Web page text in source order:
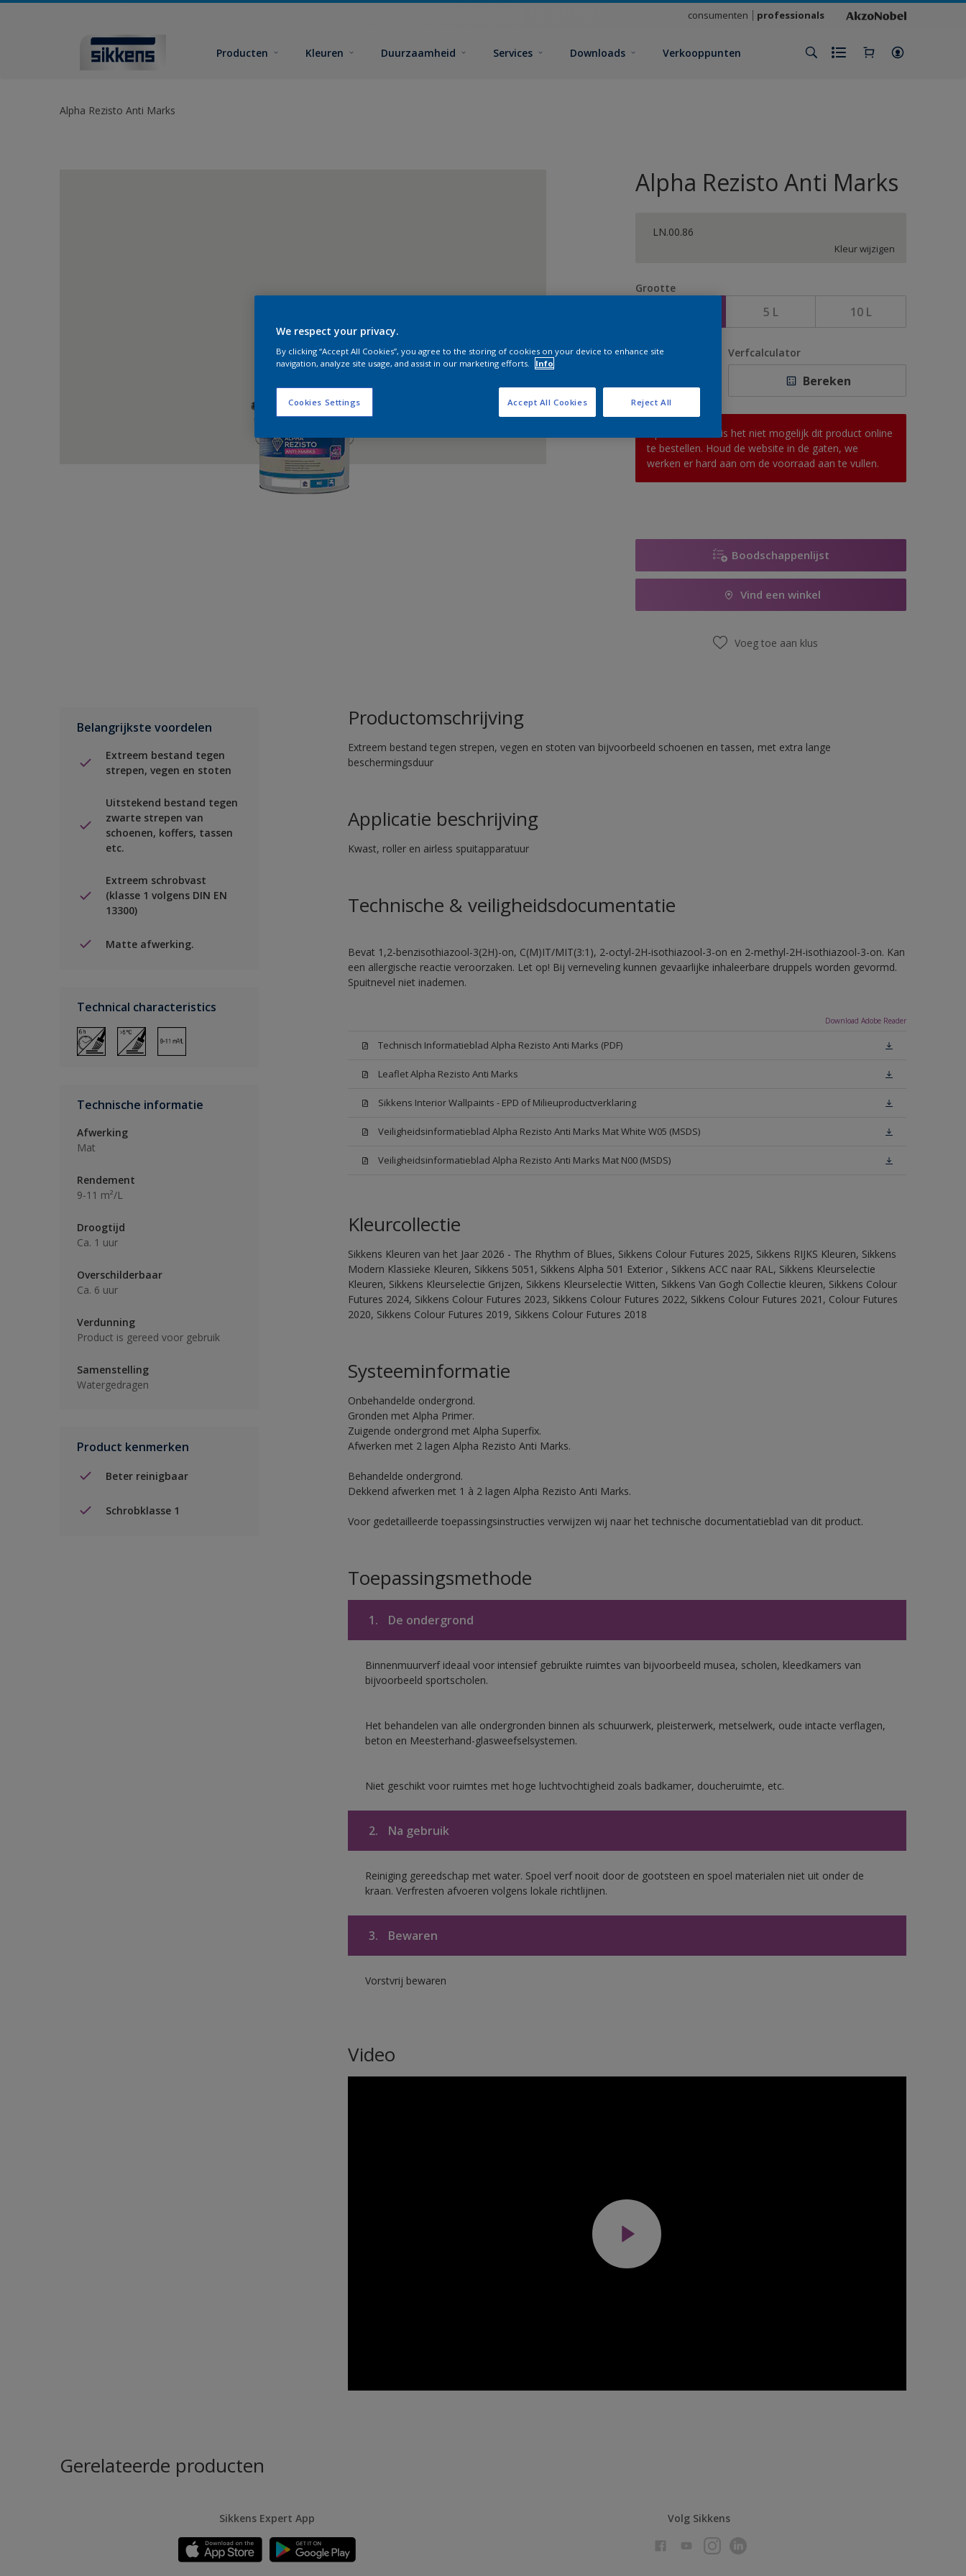
consumenten professionals
Producten Kleuren Duurzaamheid Services Downloads Verkooppunten
Alpha Rezisto Anti Marks
Alpha Rezisto Anti Marks
LN.00.86
Kleur wijzigen
Grootte
5 L 10 L
Aantal Verfcalculator
Bereken
Op dit moment is het niet mogelijk dit product online
te bestellen. Houd de website in de gaten, we
werken er hard aan om de voorraad aan te vullen.
Boodschappenlijst
Vind een winkel
Voeg toe aan klus
Belangrijkste voordelen
Extreem bestand tegen
strepen, vegen en stoten
Uitstekend bestand tegen
zwarte strepen van
schoenen, koffers, tassen
etc.
Extreem schrobvast
(klasse 1 volgens DIN EN
13300)
Matte afwerking.
Technical characteristics
Technische informatie
Afwerking
Mat
Rendement
9-11 m²/L
Droogtijd
Ca. 1 uur
Overschilderbaar
Ca. 6 uur
Verdunning
Product is gereed voor gebruik
Samenstelling
Watergedragen
Product kenmerken
Beter reinigbaar
Schrobklasse 1
Productomschrijving
Extreem bestand tegen strepen, vegen en stoten van bijvoorbeeld schoenen en tassen, met extra lange
beschermingsduur
Applicatie beschrijving
Kwast, roller en airless spuitapparatuur
Technische & veiligheidsdocumentatie
Bevat 1,2-benzisothiazool-3(2H)-on, C(M)IT/MIT(3:1), 2-octyl-2H-isothiazool-3-on en 2-methyl-2H-isothiazool-3-on. Kan
een allergische reactie veroorzaken. Let op! Bij verneveling kunnen gevaarlijke inhaleerbare druppels worden gevormd.
Spuitnevel niet inademen.
Download Adobe Reader
Technisch Informatieblad Alpha Rezisto Anti Marks (PDF)
Leaflet Alpha Rezisto Anti Marks
Sikkens Interior Wallpaints - EPD of Milieuproductverklaring
Veiligheidsinformatieblad Alpha Rezisto Anti Marks Mat White W05 (MSDS)
Veiligheidsinformatieblad Alpha Rezisto Anti Marks Mat N00 (MSDS)
Kleurcollectie
Sikkens Kleuren van het Jaar 2026 - The Rhythm of Blues, Sikkens Colour Futures 2025, Sikkens RIJKS Kleuren, Sikkens
Modern Klassieke Kleuren, Sikkens 5051, Sikkens Alpha 501 Exterior , Sikkens ACC naar RAL, Sikkens Kleurselectie
Kleuren, Sikkens Kleurselectie Grijzen, Sikkens Kleurselectie Witten, Sikkens Van Gogh Collectie kleuren, Sikkens Colour
Futures 2024, Sikkens Colour Futures 2023, Sikkens Colour Futures 2022, Sikkens Colour Futures 2021, Colour Futures
2020, Sikkens Colour Futures 2019, Sikkens Colour Futures 2018
Systeeminformatie
Onbehandelde ondergrond.
Gronden met Alpha Primer.
Zuigende ondergrond met Alpha Superfix.
Afwerken met 2 lagen Alpha Rezisto Anti Marks.
Behandelde ondergrond.
Dekkend afwerken met 1 à 2 lagen Alpha Rezisto Anti Marks.
Voor gedetailleerde toepassingsinstructies verwijzen wij naar het technische documentatieblad van dit product.
Toepassingsmethode
1. De ondergrond
Binnenmuurverf ideaal voor intensief gebruikte ruimtes van bijvoorbeeld musea, scholen, kleedkamers van
bijvoorbeeld sportscholen.
Het behandelen van alle ondergronden binnen als schuurwerk, pleisterwerk, metselwerk, oude intacte verflagen,
beton en Meesterhand-glasweefselsystemen.
Niet geschikt voor ruimtes met hoge luchtvochtigheid zoals badkamer, doucheruimte, etc.
2. Na gebruik
Reiniging gereedschap met water. Spoel verf nooit door de gootsteen en spoel materialen niet uit onder de
kraan. Verfresten afvoeren volgens lokale richtlijnen.
3. Bewaren
Vorstvrij bewaren
Video
Gerelateerde producten
Sikkens Expert App Volg Sikkens
We respect your privacy.
By clicking “Accept All Cookies”, you agree to the storing of cookies on your device to enhance site
navigation, analyze site usage, and assist in our marketing efforts.
Info
Cookies Settings Reject All
Accept All Cookies